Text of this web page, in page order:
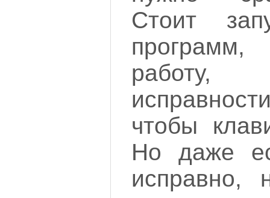
Стоит
работу,
чтобы
Но даже
исправно,